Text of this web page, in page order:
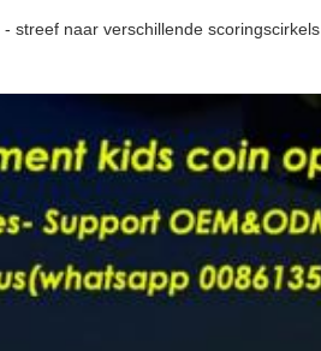
streef naar verschillende scoringscirkels